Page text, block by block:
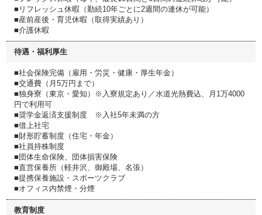
■リフレッシュ休暇（勤続10年ごとに2週間の連休が可能）
■産前産後・育児休暇（取得実績あり）
■介護休暇
待遇・福利厚生
■社会保険完備（雇用・労災・健康・厚生年金）
■交通費（月5万円まで）
■独身寮（東京・愛知）※入寮規定あり／水道光熱費込、月1万4000
円で利用可
■奨学金返済支援制度 ※入社5年未満の方
■借上社宅
■財形貯蓄制度（住宅・年金）
■社員持株制度
■団体生命保険、団体損害保険
■直営保養所（軽井沢、御殿場、名張）
■提携保養施設・スポーツクラブ
■オフィス内禁煙・分煙
教育制度